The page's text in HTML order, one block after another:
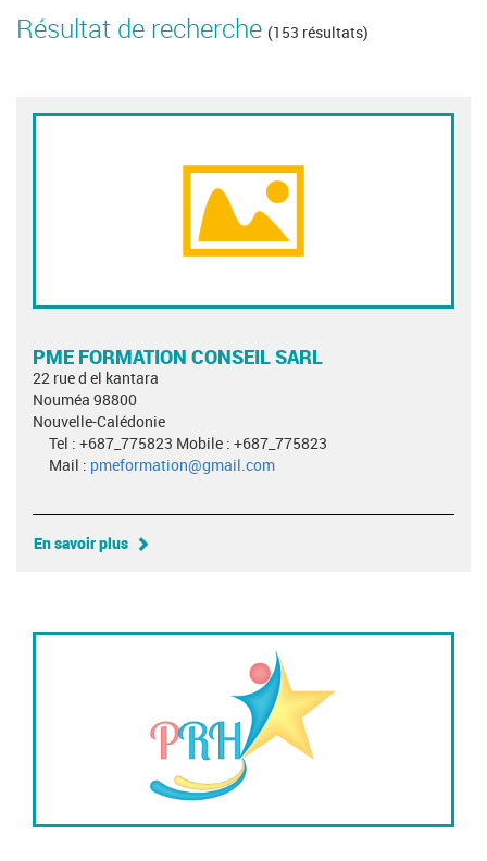
Résultat de recherche (153 résultats)
PME FORMATION CONSEIL SARL
22 rue d el kantara
Nouméa 98800
Nouvelle-Calédonie
Tel : +687_775823 Mobile : +687_775823
Mail : pmeformation@gmail.com
En savoir plus